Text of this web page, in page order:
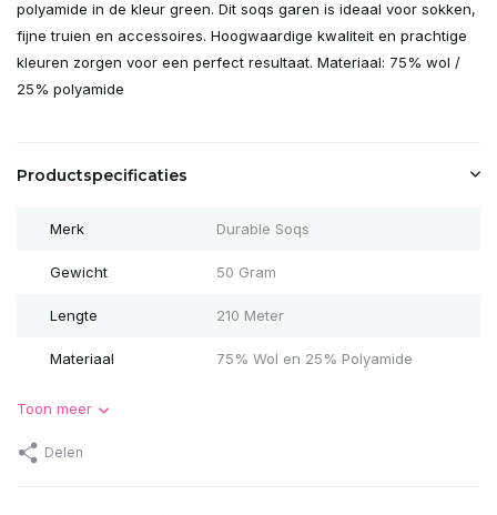
polyamide in de kleur green. Dit soqs garen is ideaal voor sokken,
fijne truien en accessoires. Hoogwaardige kwaliteit en prachtige
kleuren zorgen voor een perfect resultaat. Materiaal: 75% wol /
25% polyamide
Productspecificaties
Merk Durable Soqs
Gewicht 50 Gram
Lengte 210 Meter
Materiaal 75% Wol en 25% Polyamide
Toon meer
Delen